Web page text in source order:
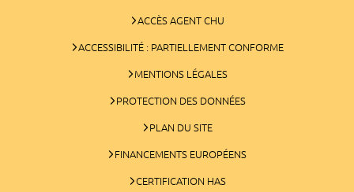
ACCÈS AGENT CHU
ACCESSIBILITÉ : PARTIELLEMENT CONFORME
MENTIONS LÉGALES
PROTECTION DES DONNÉES
PLAN DU SITE
FINANCEMENTS EUROPÉENS
CERTIFICATION HAS